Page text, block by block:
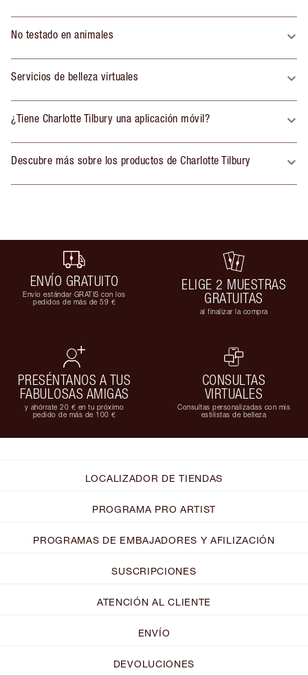
No testado en animales
Servicios de belleza virtuales
¿Tiene Charlotte Tilbury una aplicación móvil?
Descubre más sobre los productos de Charlotte Tilbury
ENVÍO GRATUITO
Envío estándar GRATIS con los
pedidos de más de 59 €
ELIGE 2 MUESTRAS
GRATUITAS
al finalizar la compra
PRESÉNTANOS A TUS
FABULOSAS AMIGAS
y ahórrate 20 € en tu próximo
pedido de más de 100 €
CONSULTAS
VIRTUALES
Consultas personalizadas con mis
estilistas de belleza
LOCALIZADOR DE TIENDAS
PROGRAMA PRO ARTIST
PROGRAMAS DE EMBAJADORES Y AFILIZACIÓN
SUSCRIPCIONES
ATENCIÓN AL CLIENTE
ENVÍO
DEVOLUCIONES